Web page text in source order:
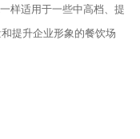
样适用于一些中高档、提
提升企业形象的餐饮场